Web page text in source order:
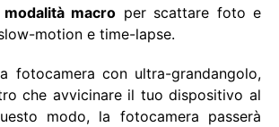
modalità macro per scattare foto e
motion e time-lapse.
fotocamera con ultra-grandangolo,
che avvicinare il tuo dispositivo al
modo, la fotocamera passerà